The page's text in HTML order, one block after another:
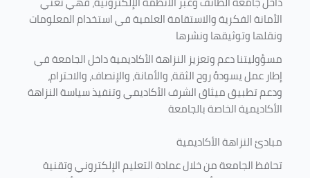
الأمانة الفكرية والاستقامة العلمية في استخدام المعلومات
ونقلها وتوثيقها ونشرها
مسؤوليتنا دعم وتعزيز النزاهة الأكاديمية داخل الجامعة في
إطار عمل يسودهُ روح الثقة، والأمانة، والإنصاف، والاحترام،
ودعم تطبيق ميثاق الشرف الأكاديمي وتنفيذ سياسة النزاهة
الأكاديمية الخاصة بالجامعة
مبادئ النزاهة الأكاديمية
تحافظ الجامعة من خلال عمادة التعليم الإلكتروني وتقنية